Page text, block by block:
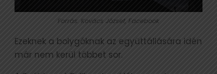
Forrás: Kovács József, Facebook
Ezeknek a bolygóknak az együttállására idén
már nem kerül többet sor.